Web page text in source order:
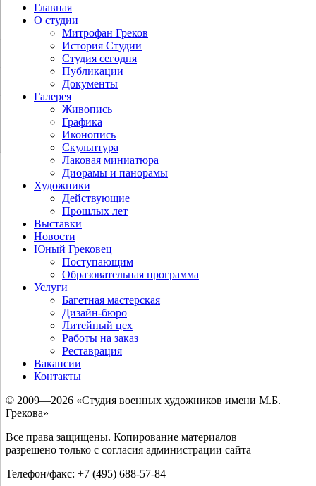
Главная
О студии
Митрофан Греков
История Студии
Студия сегодня
Публикации
Документы
Галерея
Живопись
Графика
Иконопись
Скульптура
Лаковая миниатюра
Диорамы и панорамы
Художники
Действующие
Прошлых лет
Выставки
Новости
Юный Грековец
Поступающим
Образовательная программа
Услуги
Багетная мастерская
Дизайн-бюро
Литейный цех
Работы на заказ
Реставрация
Вакансии
Контакты
© 2009—2026 «Студия военных художников имени М.Б.
Грекова»
Все права защищены. Копирование материалов
разрешено только с согласия администрации сайта
Телефон/факс: +7 (495) 688-57-84